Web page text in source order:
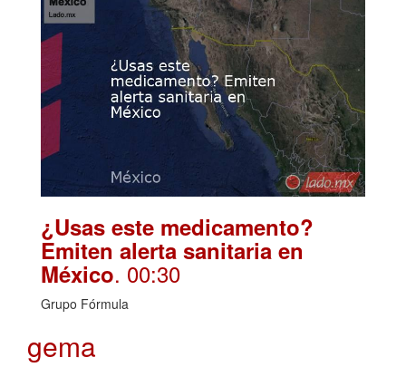
¿Usas este medicamento?
Emiten alerta sanitaria en
México. 00:30
Grupo Fórmula
gema